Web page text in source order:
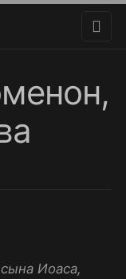
Иоаса,